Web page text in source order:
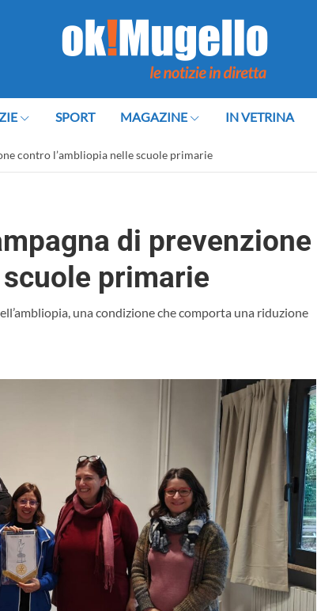
SPORT MAGAZINE IN VETRINA
contro l’ambliopia nelle scuole primarie
di prevenzione
primarie
una condizione che comporta una riduzione